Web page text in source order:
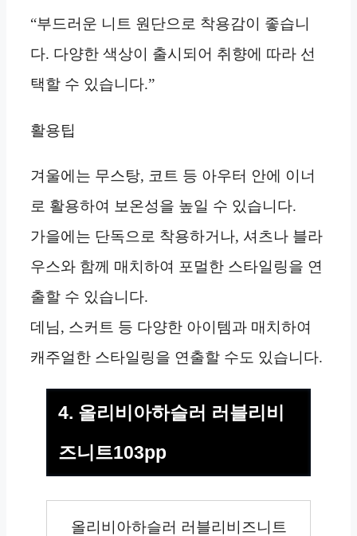
“부드러운 니트 원단으로 착용감이 좋습니
다. 다양한 색상이 출시되어 취향에 따라 선
택할 수 있습니다.”
활용팁
겨울에는 무스탕, 코트 등 아우터 안에 이너
로 활용하여 보온성을 높일 수 있습니다.
가을에는 단독으로 착용하거나, 셔츠나 블라
우스와 함께 매치하여 포멀한 스타일링을 연
출할 수 있습니다.
데님, 스커트 등 다양한 아이템과 매치하여
캐주얼한 스타일링을 연출할 수도 있습니다.
4. 올리비아하슬러 러블리비
즈니트103pp
올리비아하슬러 러블리비즈니트